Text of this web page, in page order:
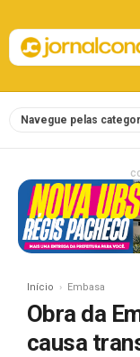
Navegue pelas
Início Embasa
Obra da
causa